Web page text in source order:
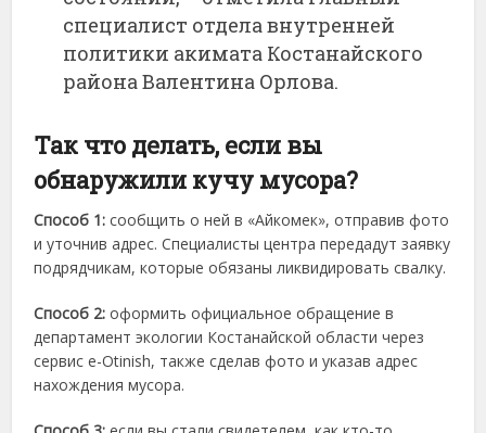
специалист отдела внутренней
политики акимата Костанайского
района Валентина Орлова.
Так что делать, если вы
обнаружили кучу мусора?
Способ 1:сообщить о ней в «Айкомек», отправив фото
и уточнив адрес. Специалисты центра передадут заявку
подрядчикам, которые обязаны ликвидировать свалку.
Способ 2:оформить официальное обращение в
департамент экологии Костанайской области через
сервис е-Otinish, также сделав фото и указав адрес
нахождения мусора.